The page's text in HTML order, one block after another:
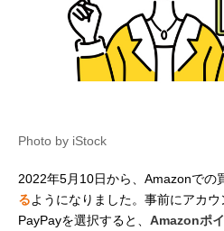
Photo by iStock
2022年5月10日から、Amazonでの
るようになりました。事前にアカ
PayPayを選択すると、 Amazonポ